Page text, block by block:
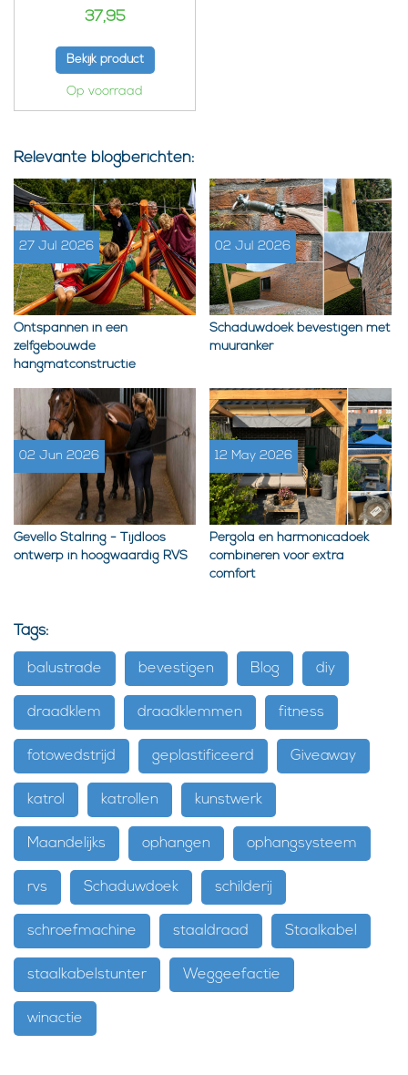
37,95
Bekijk product
Op voorraad
Relevante blogberichten:
27 Jul 2026
Ontspannen in een
zelfgebouwde
hangmatconstructie
02 Jul 2026
Schaduwdoek bevestigen met
muuranker
02 Jun 2026
Gevello Stalring - Tijdloos
ontwerp in hoogwaardig RVS
12 May 2026
Pergola en harmonicadoek
combineren voor extra
comfort
Tags:
balustrade bevestigen Blog diy
draadklem draadklemmen fitness
fotowedstrijd geplastificeerd Giveaway
katrol katrollen kunstwerk
Maandelijks ophangen ophangsysteem
rvs Schaduwdoek schilderij
schroefmachine staaldraad Staalkabel
staalkabelstunter Weggeefactie
winactie